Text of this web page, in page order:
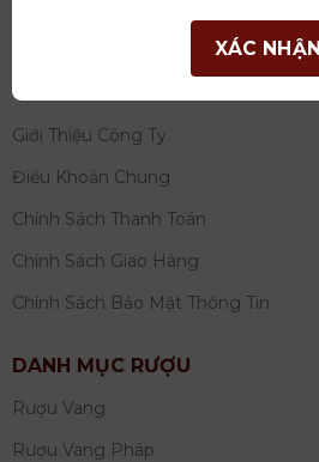
Tây Hồ, TP Hà Nội
THÔNG TIN
Giới Thiệu Công Ty
Điều Khoản Chung
Chính Sách Thanh Toán
Chính Sách Giao Hàng
Chính Sách Bảo Mật Thông Tin
DANH MỤC RƯỢU
Rượu Vang
Rượu Vang Pháp
XÁC NHẬN